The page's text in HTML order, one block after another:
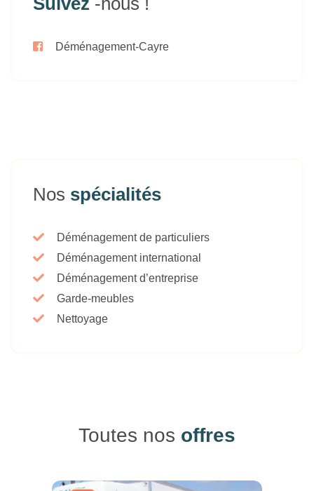
Déménagement-Cayre
Nos spécialités
Déménagement de particuliers
Déménagement international
Déménagement d’entreprise
Garde-meubles
Nettoyage
Toutes nos offres